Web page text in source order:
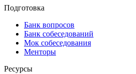
Подготовка
Банк вопросов
Банк собеседований
Мок собеседования
Менторы
Ресурсы